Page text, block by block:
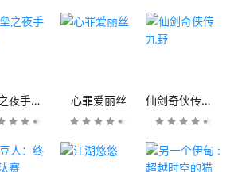
堡垒之夜手机版 心罪爱丽丝 仙剑奇侠传九野